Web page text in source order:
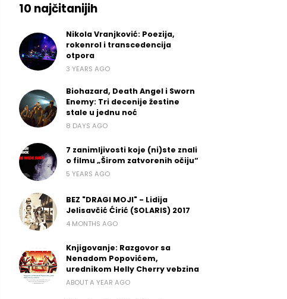
10 najčitanijih
Nikola Vranjković: Poezija,
rokenrol i transcedencija
otpora
3 YEARS AGO
Biohazard, Death Angel i Sworn
Enemy: Tri decenije žestine
stale u jednu noć
8 DAYS AGO
7 zanimljivosti koje (ni)ste znali
o filmu „Širom zatvorenih očiju“
5 YEARS AGO
BEZ "DRAGI MOJI" - Lidija
Jelisavčić Ćirić (SOLARIS) 2017
4 MONTHS AGO
Knjigovanje: Razgovor sa
Nenadom Popovićem,
urednikom Helly Cherry vebzina
ABOUT A YEAR AGO